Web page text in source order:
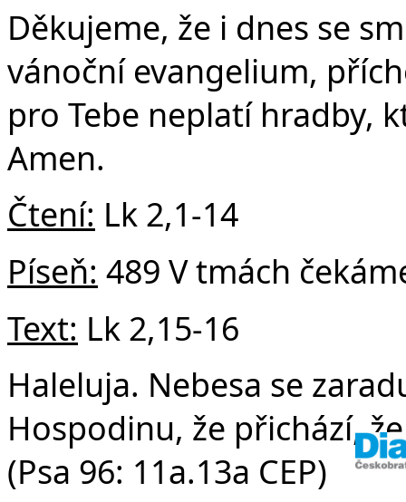
v
Děkujeme, že i dnes se
vánoční evangelium,
pro Tebe neplatí hradby,
Amen.
Čtení: Lk 2,1-14
Píseň: 489 V tmách
Text: Lk 2,15-16
Haleluja. Nebesa se
Hospodinu, že přichází,
(Psa 96: 11a.13a CEP)